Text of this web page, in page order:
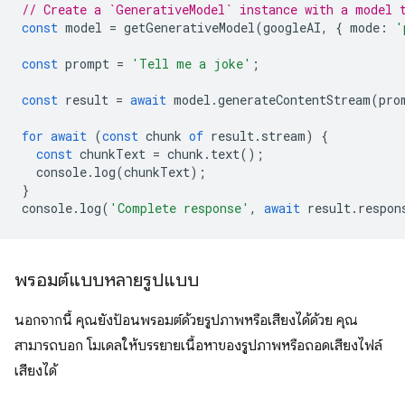
// Create a `GenerativeModel` instance with a model
const model = getGenerativeModel(googleAI, { mode :
const prompt = 'Tell me a joke' ;
const result = await model .generateContentStream(
for await (const chunk of result. stream)
{
const chunkText = chunk . text();
console. log(chunkText);
}
console. log( 'Complete response' , await result.
พรอมต์แบบหลายรูปแบบ
นอกจากนี้ คุณยังป้อนพรอมต์ด้วยรูปภาพหรือเสียงได้ด้วย คุณ
สามารถบอก โมเดลให้บรรยายเนื้อหาของรูปภาพหรือถอดเสียงไฟล์
เสียงได้